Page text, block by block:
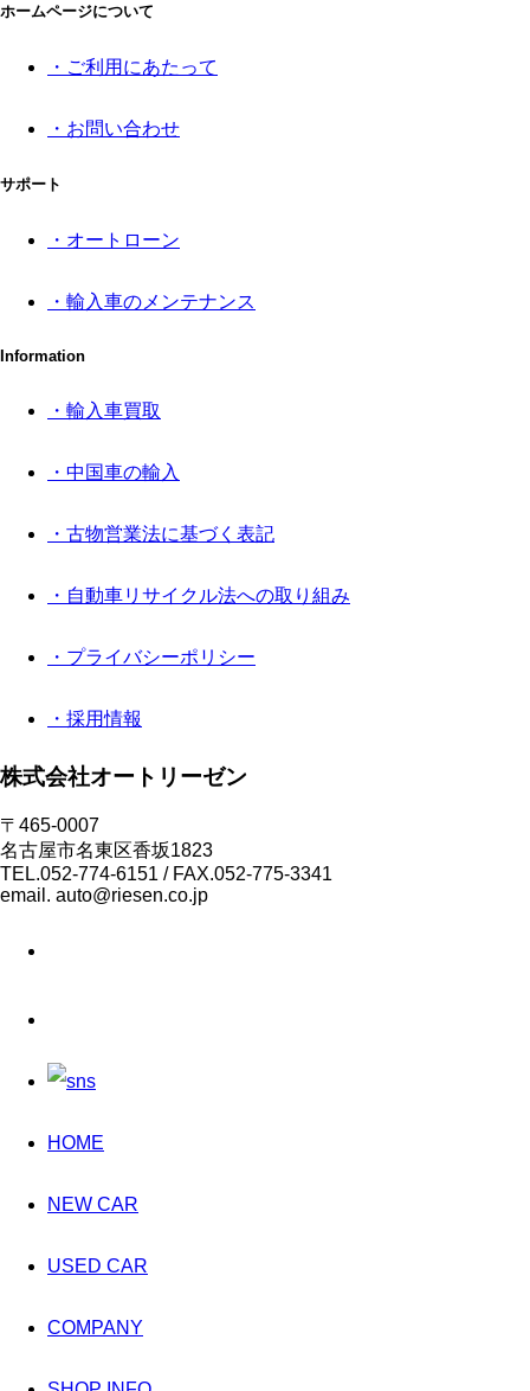
ホームページについて
・ご利用にあたって
・お問い合わせ
サポート
・オートローン
・輸入車のメンテナンス
Information
・輸入車買取
・中国車の輸入
・古物営業法に基づく表記
・自動車リサイクル法への取り組み
・プライバシーポリシー
・採用情報
株式会社オートリーゼン
〒465-0007
名古屋市名東区香坂1823
TEL.052-774-6151 / FAX.052-775-3341
email. auto@riesen.co.jp
HOME
NEW CAR
USED CAR
COMPANY